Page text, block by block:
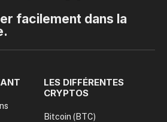
facilement dans la
LES DIFFÉRENTES
CRYPTOS
Bitcoin (BTC)